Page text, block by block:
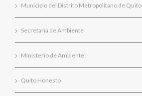
Municipio del Distrito Metropolitano de Quito
Secretaría de Ambiente
Ministerio de Ambiente
Quito Honesto